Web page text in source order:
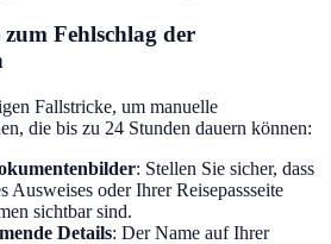
Fehlschlag der
Fallstricke, um manuelle
die bis zu 24 Stunden dauern können:
: Stellen Sie sicher, dass
Ausweises oder Ihrer Reisepassseite
sichtbar sind.
Details: Der Name auf Ihrer